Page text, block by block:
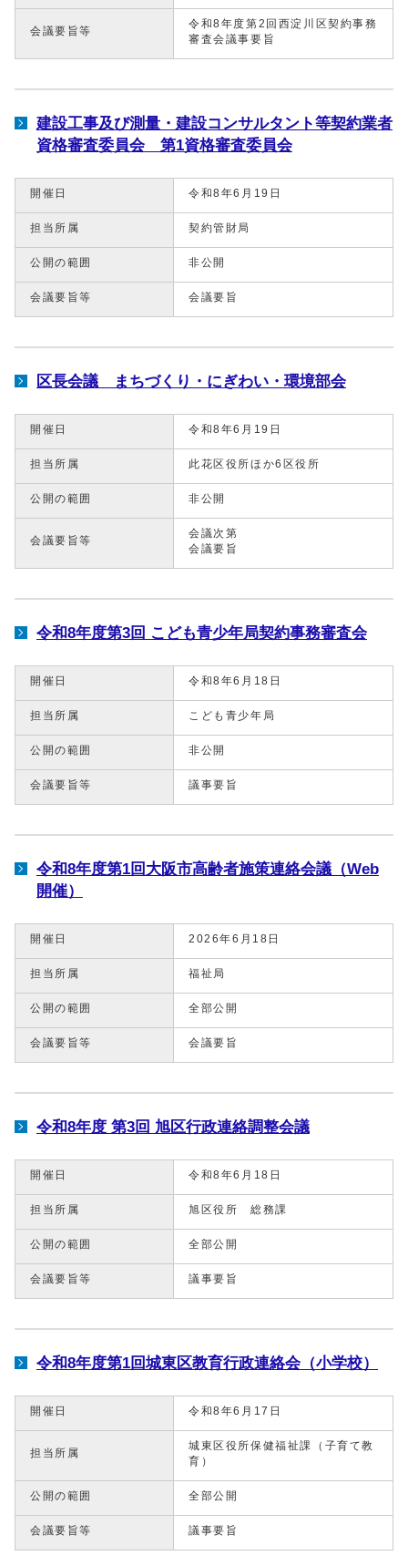
会議要旨等
令和8年度第2回西淀川区契約事務
審査会議事要旨
建設工事及び測量・建設コンサルタント等契約業者
資格審査委員会 第1資格審査委員会
開催日 令和8年6月19日
担当所属 契約管財局
公開の範囲 非公開
会議要旨等 会議要旨
区長会議 まちづくり・にぎわい・環境部会
開催日 令和8年6月19日
担当所属 此花区役所ほか6区役所
公開の範囲 非公開
会議要旨等
会議次第
会議要旨
令和8年度第3回 こども青少年局契約事務審査会
開催日 令和8年6月18日
担当所属 こども青少年局
公開の範囲 非公開
会議要旨等 議事要旨
令和8年度第1回大阪市高齢者施策連絡会議（Web
開催）
開催日 2026年6月18日
担当所属 福祉局
公開の範囲 全部公開
会議要旨等 会議要旨
令和8年度 第3回 旭区行政連絡調整会議
開催日 令和8年6月18日
担当所属 旭区役所 総務課
公開の範囲 全部公開
会議要旨等 議事要旨
令和8年度第1回城東区教育行政連絡会（小学校）
開催日 令和8年6月17日
担当所属
城東区役所保健福祉課（子育て教
育）
公開の範囲 全部公開
会議要旨等 議事要旨